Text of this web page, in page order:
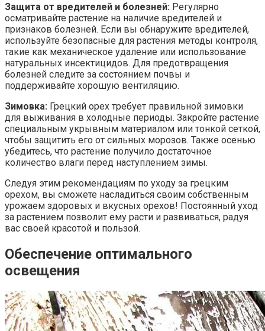
Защита от вредителей и болезней: Регулярно
осматривайте растение на наличие вредителей и
признаков болезней. Если вы обнаружите вредителей,
используйте безопасные для растения методы контроля,
такие как механическое удаление или использование
натуральных инсектицидов. Для предотвращения
болезней следите за состоянием почвы и
поддерживайте хорошую вентиляцию.
Зимовка: Грецкий орех требует правильной зимовки
для выживания в холодные периоды. Закройте растение
специальным укрывным материалом или тонкой сеткой,
чтобы защитить его от сильных морозов. Также осенью
убедитесь, что растение получило достаточное
количество влаги перед наступлением зимы.
Следуя этим рекомендациям по уходу за грецким
орехом, вы сможете насладиться своим собственным
урожаем здоровых и вкусных орехов! Постоянный уход
за растением позволит ему расти и развиваться, радуя
вас своей красотой и пользой.
Обеспечение оптимального
освещения